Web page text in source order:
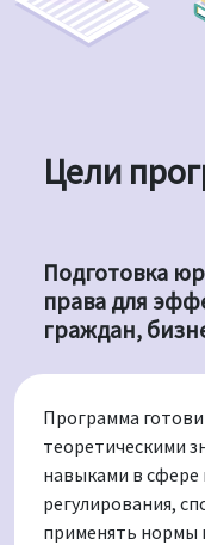
Цели
Подготовка
права для
граждан,
Программа
теоретическими
навыками в сфере
регулирования,
применять нормы